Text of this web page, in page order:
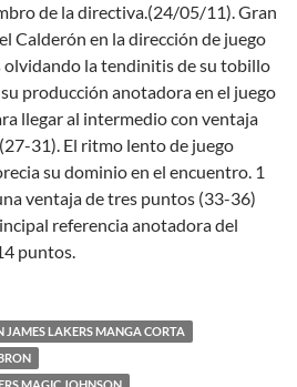
de la directiva.(24/05/11). Gran
Calderón en la dirección de juego
olvidando la tendinitis de su tobillo
producción anotadora en el juego
llegar al intermedio con ventaja
31). El ritmo lento de juego
su dominio en el encuentro. 1
ventaja de tres puntos (33-36)
referencia anotadora del
puntos.
JAMES LAKERS MANGA CORTA